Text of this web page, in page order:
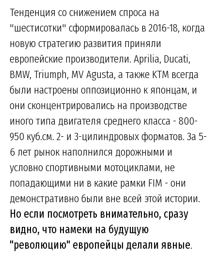
Тенденция со снижением спроса на
"шестисотки" сформировалась в 2016-18, когда
новую стратегию развития приняли
европейские производители. Aprilia, Ducati,
BMW, Triumph, MV Agusta, а также KTM всегда
были настроены оппозиционно к японцам, и
они сконцентрировались на производстве
иного типа двигателя среднего класса - 800-
950 куб.см. 2- и 3-цилиндровых форматов. За 5-
6 лет рынок наполнился дорожными и
условно спортивными мотоциклами, не
попадающими ни в какие рамки FIM - они
демонстративно были вне всей этой истории.
Но если посмотреть внимательно, сразу
видно, что намеки на будущую
"революцию" европейцы делали явные.